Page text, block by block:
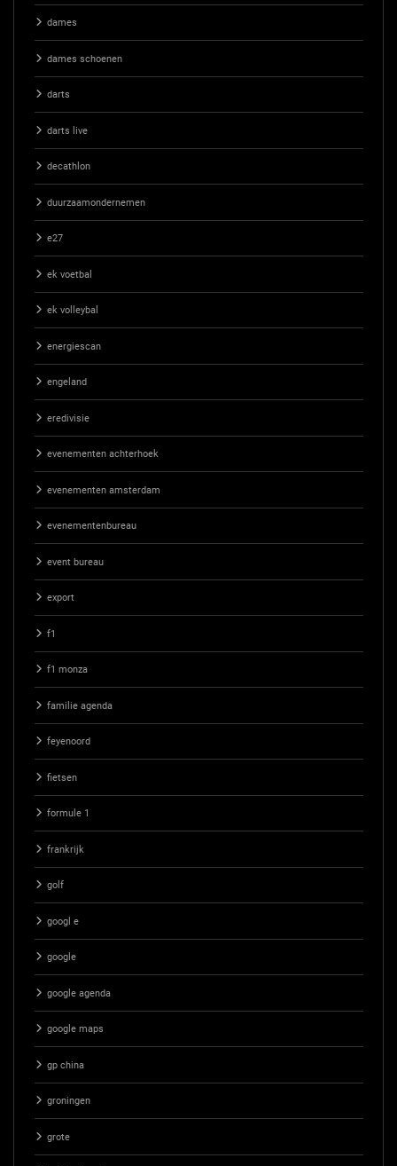
dames
dames schoenen
darts
darts live
decathlon
duurzaamondernemen
e27
ek voetbal
ek volleybal
energiescan
engeland
eredivisie
evenementen achterhoek
evenementen amsterdam
evenementenbureau
event bureau
export
f1
f1 monza
familie agenda
feyenoord
fietsen
formule 1
frankrijk
golf
googl e
google
google agenda
google maps
gp china
groningen
grote